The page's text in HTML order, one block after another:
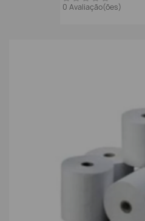
0 Avaliação(ões)